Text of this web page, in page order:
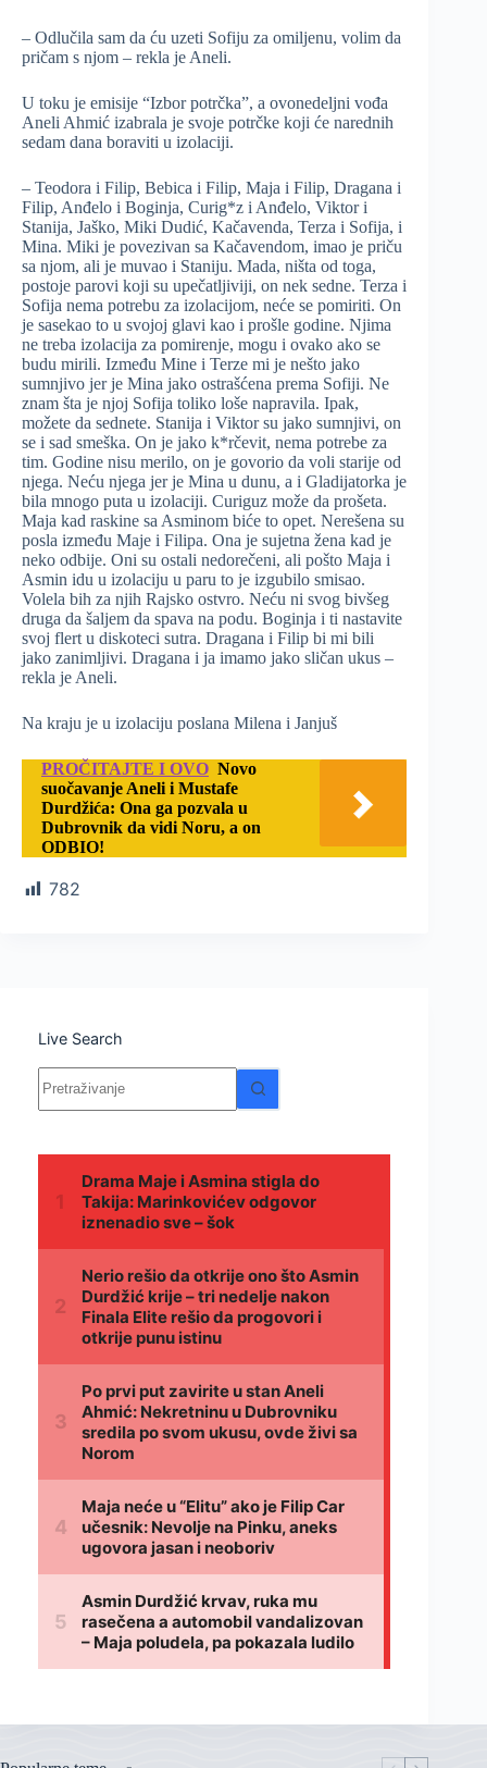
– Odlučila sam da ću uzeti Sofiju za omiljenu, volim da
pričam s njom – rekla je Aneli.
U toku je emisije “Izbor potrčka”, a ovonedeljni vođa
Aneli Ahmić izabrala je svoje potrčke koji će narednih
sedam dana boraviti u izolaciji.
– Teodora i Filip, Bebica i Filip, Maja i Filip, Dragana i
Filip, Anđelo i Boginja, Curig*z i Anđelo, Viktor i
Stanija, Jaško, Miki Dudić, Kačavenda, Terza i Sofija, i
Mina. Miki je povezivan sa Kačavendom, imao je priču
sa njom, ali je muvao i Staniju. Mada, ništa od toga,
postoje parovi koji su upečatljiviji, on nek sedne. Terza i
Sofija nema potrebu za izolacijom, neće se pomiriti. On
je sasekao to u svojoj glavi kao i prošle godine. Njima
ne treba izolacija za pomirenje, mogu i ovako ako se
budu mirili. Između Mine i Terze mi je nešto jako
sumnjivo jer je Mina jako ostrašćena prema Sofiji. Ne
znam šta je njoj Sofija toliko loše napravila. Ipak,
možete da sednete. Stanija i Viktor su jako sumnjivi, on
se i sad smeška. On je jako k*rčevit, nema potrebe za
tim. Godine nisu merilo, on je govorio da voli starije od
njega. Neću njega jer je Mina u dunu, a i Gladijatorka je
bila mnogo puta u izolaciji. Curiguz može da prošeta.
Maja kad raskine sa Asminom biće to opet. Nerešena su
posla između Maje i Filipa. Ona je sujetna žena kad je
neko odbije. Oni su ostali nedorečeni, ali pošto Maja i
Asmin idu u izolaciju u paru to je izgubilo smisao.
Volela bih za njih Rajsko ostvro. Neću ni svog bivšeg
druga da šaljem da spava na podu. Boginja i ti nastavite
svoj flert u diskoteci sutra. Dragana i Filip bi mi bili
jako zanimljivi. Dragana i ja imamo jako sličan ukus –
rekla je Aneli.
Na kraju je u izolaciju poslana Milena i Janjuš
PROČITAJTE I OVO Novo
suočavanje Aneli i Mustafe
Durdžića: Ona ga pozvala u
Dubrovnik da vidi Noru, a on
ODBIO!
782
Live Search
Nema
rezultata.